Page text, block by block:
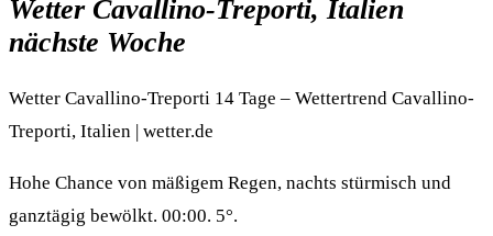
Wetter Cavallino-Treporti, Italien
nächste Woche
Wetter Cavallino-Treporti 14 Tage – Wettertrend Cavallino-
Treporti, Italien | wetter.de
Hohe Chance von mäßigem Regen, nachts stürmisch und
ganztägig bewölkt. 00:00. 5°.